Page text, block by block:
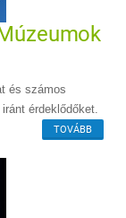
és számos
érdeklődőket.
TOVÁBB